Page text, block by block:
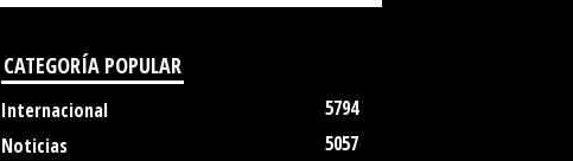
CATEGORÍA POPULAR
Internacional
5794
Noticias
5057